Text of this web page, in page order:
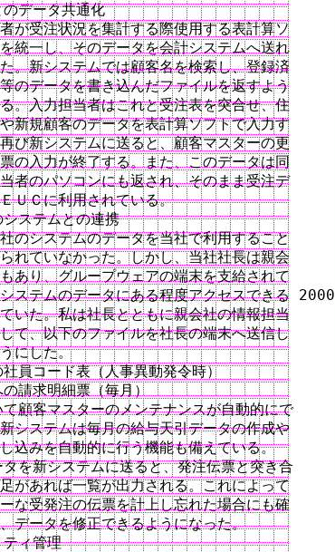
データ共通化
受注状況を集計する際使用する表計算ソ
統一し、そのデータを会計システムへ送れ
。新システムでは顧客名を検索し、登録済
のデータを書き込んだファイルを返すよう
。入力担当者はこれと受注表を突合せ、住
新規顧客のデータを表計算ソフトで入力す
び新システムに送ると、顧客マスターの更
の入力が終了する。また、このデータは同
者のパソコンにも返され、そのまま受注デ
ＵＣに利用されている。
ステムとの連携
システムのデータを当社で利用すること
れていなかった。しかし、当社社長は親会
あり、グループウェアの端末を支給されて
ステムのデータにある程度アクセスできる 2000
いた。私は社長とともに親会社の情報担当
て、以下のファイルを社長の端末へ送信し
にした。
コード表（人事異動発令時）
請求明細票（毎月）
客マスターのメンテナンスが自動的にで
システムは毎月の給与天引データの作成や
込みを自動的に行う機能も備えている。
新システムに送ると、発注伝票と突き合
があれば一覧が出力される。これによって
な受発注の伝票を計上し忘れた場合にも確
データを修正できるようになった。
ィ管理